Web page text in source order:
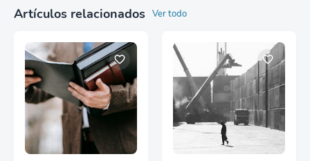
Artículos relacionados Ver todo